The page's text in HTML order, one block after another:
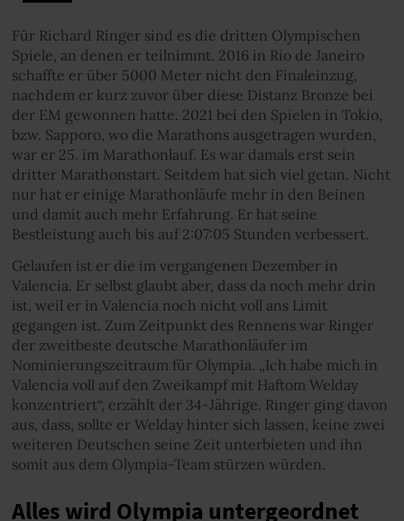
Für Richard Ringer sind es die dritten Olympischen
Spiele, an denen er teilnimmt. 2016 in Rio de Janeiro
schaffte er über 5000 Meter nicht den Finaleinzug,
nachdem er kurz zuvor über diese Distanz Bronze bei
der EM gewonnen hatte. 2021 bei den Spielen in Tokio,
bzw. Sapporo, wo die Marathons ausgetragen wurden,
war er 25. im Marathonlauf. Es war damals erst sein
dritter Marathonstart. Seitdem hat sich viel getan. Nicht
nur hat er einige Marathonläufe mehr in den Beinen
und damit auch mehr Erfahrung. Er hat seine
Bestleistung auch bis auf 2:07:05 Stunden verbessert.
Gelaufen ist er die im vergangenen Dezember in
Valencia. Er selbst glaubt aber, dass da noch mehr drin
ist, weil er in Valencia noch nicht voll ans Limit
gegangen ist. Zum Zeitpunkt des Rennens war Ringer
der zweitbeste deutsche Marathonläufer im
Nominierungszeitraum für Olympia. „Ich habe mich in
Valencia voll auf den Zweikampf mit Haftom Welday
konzentriert“, erzählt der 34-Jährige. Ringer ging davon
aus, dass, sollte er Welday hinter sich lassen, keine zwei
weiteren Deutschen seine Zeit unterbieten und ihn
somit aus dem Olympia-Team stürzen würden.
Alles wird Olympia untergeordnet